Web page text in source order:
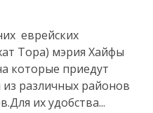
еврейских
Тора) мэрия Хайфы
которые приедут
из различных районов
их удобства...